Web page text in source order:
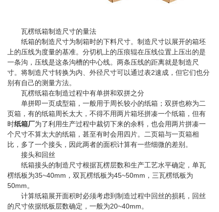
瓦楞纸箱制造尺寸的量法
纸箱的制造尺寸为制箱时的下料尺寸。制造尺寸以展开的箱坯
上的压线为度量的基准。分切机上的压痕辊在压线位置上压出的是
一条沟，压线是这条沟槽的中心线。两条压线的距离就是制造尺
寸。将制造尺寸转换为内、外径尺寸可以通过表2速成，但它们也分
别有自己的测量方法。
瓦楞纸箱在制造过程中有单拼和双拼之分
单拼即一页成型箱，一般用于周长较小的纸箱；双拼也称为二
页箱，有的纸箱周长太大，不得不用两片箱坯拼凑一个纸箱，但有
时纸箱厂为了利用生产过程中裁切下来的余料，也会用两片拼凑一
个尺寸不算太大的纸箱，甚至有时会用四片。二页箱与一页箱相
比，多了一个接头，因此两者的面积计算有一些细微的差别。
接头和回丝
纸箱接头的制造尺寸根据瓦楞层数和生产工艺水平确定，单瓦
楞纸板为35~40mm，双瓦楞纸板为45~50mm，三瓦楞纸板为
50mm。
计算纸箱展开面积时必须考虑到制造过程中回丝的损耗，回丝
的尺寸依据纸板层数确定，一般为20~40mm。